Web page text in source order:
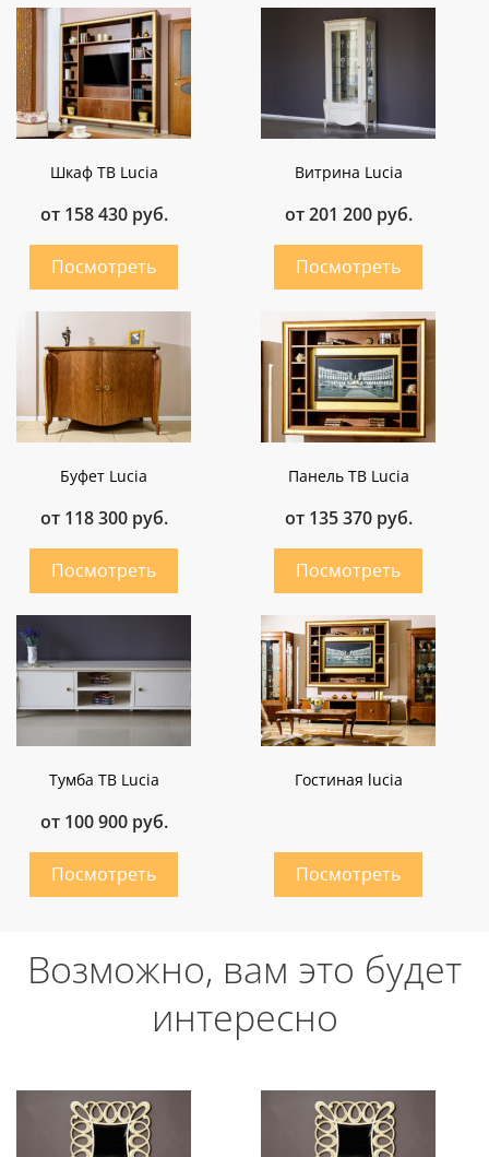
Шкаф ТВ Lucia
от 158 430 руб.
Витрина Lucia
от 201 200 руб.
Буфет Lucia
от 118 300 руб.
Панель ТВ Lucia
от 135 370 руб.
Тумба ТВ Lucia
от 100 900 руб.
Гостиная lucia
Возможно, вам это будет
интересно